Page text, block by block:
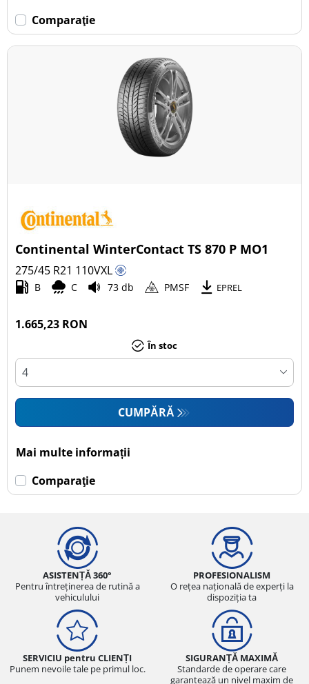
Comparaţie
Continental WinterContact TS 870 P MO1
275/45 R21 110VXL
B C 73 db PMSF EPREL
1.665,23 RON
În stoc
CUMPĂRĂ
Mai multe informații
Comparaţie
ASISTENȚĂ 360°
Pentru întreținerea de rutină a
vehiculului
PROFESIONALISM
O rețea națională de experți la
dispoziția ta
SERVICIU pentru CLIENȚI
Punem nevoile tale pe primul loc.
SIGURANȚĂ MAXIMĂ
Standarde de operare care
garantează un nivel maxim de